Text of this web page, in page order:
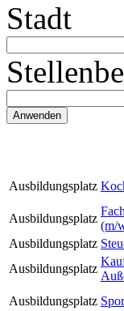
Stadt
Ausbildungsplatz
Ausbildungsplatz
(m/
Ausbildungsplatz
Ausbildungsplatz
Ausbildungsplatz